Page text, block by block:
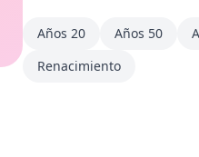
Años 20 Años 50
Renacimiento